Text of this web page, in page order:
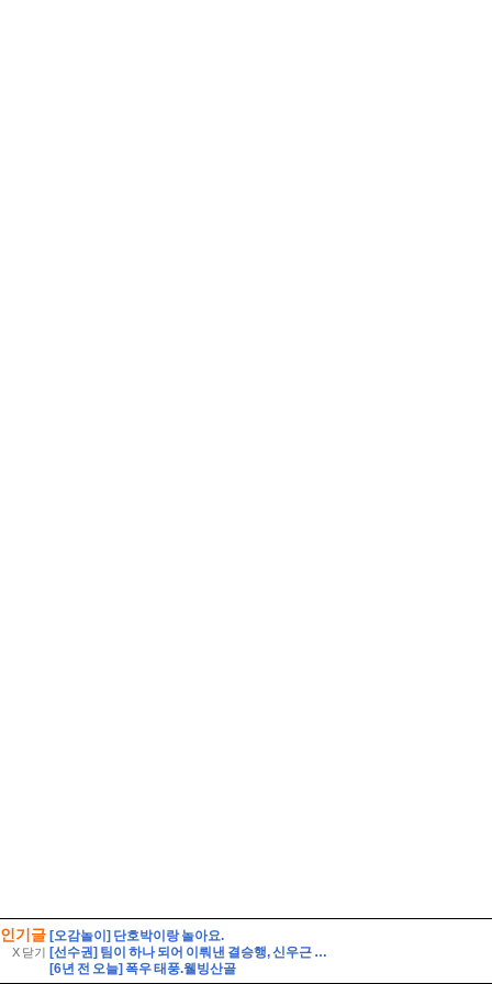
인기글
X 닫기
[오감놀이] 단호박이랑 놀아요.
[선수권] 팀이 하나 되어 이뤄낸 결승행, 신우근 감독이 전한 감사
[6년 전 오늘] 폭우 태풍.웰빙산골